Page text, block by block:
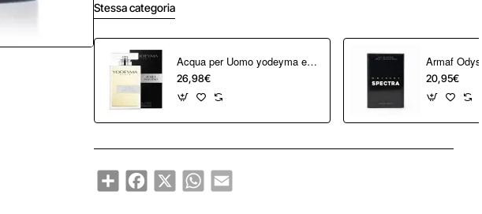
Stessa categoria
Acqua per Uomo yodeyma eau de parfum 100 ml
26,98€ 20,95€
ShareFacebook
X WhatsAppEmail